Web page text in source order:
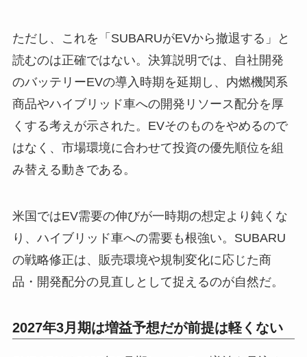
ただし、これを「SUBARUがEVから撤退する」と
読むのは正確ではない。決算説明では、自社開発
のバッテリーEVの導入時期を延期し、内燃機関系
商品やハイブリッド車への開発リソース配分を厚
くする考えが示された。EVそのものをやめるので
はなく、市場環境に合わせて投資の優先順位を組
み替える動きである。
米国ではEV需要の伸びが一時期の想定より鈍くな
り、ハイブリッド車への需要も根強い。SUBARU
の戦略修正は、販売環境や規制変化に応じた商
品・開発配分の見直しとして捉えるのが自然だ。
2027年3月期は増益予想だが前提は軽くない